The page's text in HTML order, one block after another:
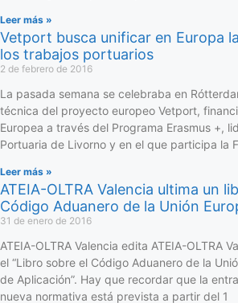
Leer más »
Vetport busca unificar en Europa
los trabajos portuarios
2 de febrero de 2016
La pasada semana se celebraba en
técnica del proyecto europeo Vetport,
Europea a través del Programa Erasmus +,
Portuaria de Livorno y en el que participa la
Leer más »
ATEIA-OLTRA Valencia ultima un
Código Aduanero de la Unión
31 de enero de 2016
ATEIA-OLTRA Valencia edita ATEIA-OLTRA
el “Libro sobre el Código Aduanero de la
de Aplicación”. Hay que recordar que la
nueva normativa está prevista a partir del 1